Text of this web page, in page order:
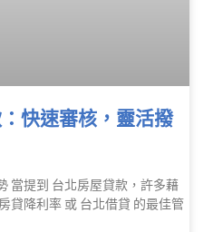
快速審核，靈活撥
當提到 台北房屋貸款，許多藉
貸降利率 或 台北借貸 的最佳管